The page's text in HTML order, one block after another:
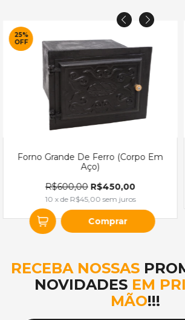
25%
OFF
Forno Grande De Ferro (Corpo Em
Aço)
R$600,00 R$450,00
10 x de R$45,00 sem juros
Comprar
RECEBA NOSSAS
NOVIDADES EM
MÃO!!!